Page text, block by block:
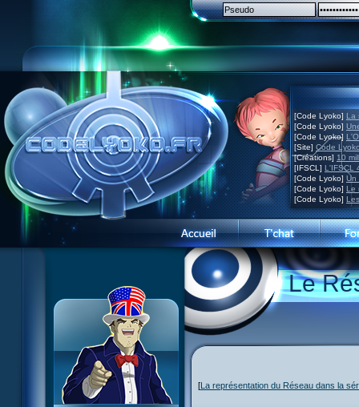
[Code Lyoko] La
[Code Lyoko]
[Code Lyoko]
[Site] Code
[Créations] 10
[IFSCL] L'IFSCL
[Code Lyoko] Un
[Code Lyoko] Le
[Code Lyoko]
Visite guidée
Inscription
Contact
Concours
L'équipe
LyokoRéseau
Le
[La représentation du Réseau dans la